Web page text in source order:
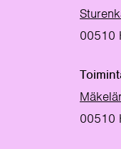
00510
00510